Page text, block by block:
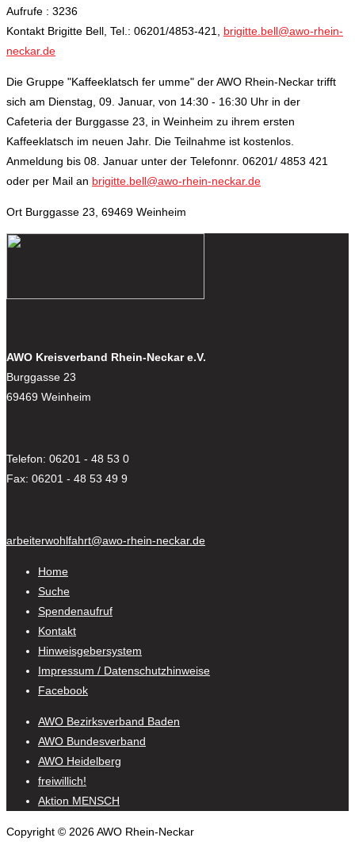
Aufrufe : 3236
Kontakt Brigitte Bell, Tel.: 06201/4853-421, brigitte.bell@awo-rhein-
neckar.de
Die Gruppe "Kaffeeklatsch fer umme" der AWO Rhein-Neckar trifft
sich am Dienstag, 09. Januar, von 14:30 - 16:30 Uhr in der
Cafeteria der Burggasse 23, in Weinheim zu ihrem ersten
Kaffeeklatsch im neuen Jahr. Die Teilnahme ist kostenlos.
Anmeldung bis 08. Januar unter der Telefonnr. 06201/ 4853 421
oder per Mail an brigitte.bell@awo-rhein-neckar.de
Ort Burggasse 23, 69469 Weinheim
AWO Kreisverband Rhein-Neckar e.V.
Burggasse 23
69469 Weinheim
Telefon: 06201 - 48 53 0
Fax: 06201 - 48 53 49 9
arbeiterwohlfahrt@awo-rhein-neckar.de
Home
Suche
Spendenaufruf
Kontakt
Hinweisgebersystem
Impressum / Datenschutzhinweise
Facebook
AWO Bezirksverband Baden
AWO Bundesverband
AWO Heidelberg
freiwillich!
Aktion MENSCH
Copyright © 2026 AWO Rhein-Neckar